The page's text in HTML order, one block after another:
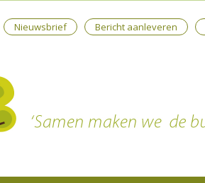
Nieuwsbrief Bericht aanleveren